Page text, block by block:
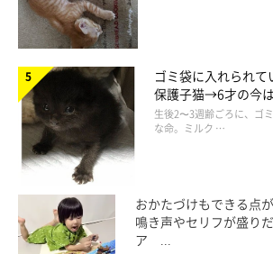
なお、「にゃんこカプセル」には、アクリル
で、飼い主さんはカプセルの外側から愛猫の
ともできます。横408mm×奥400mm×高さ
サイズ感も、猫がよろこぶポイントになり
「にゃんこカプセル」の詳しい情報が気にな
トでチェックしてみてはいかがでしょうか。
にゃんこカプセル 公式サイト
ゴミ袋に入れられ
保護子猫→6才の今
美しい黒猫に成長
生後2〜3週齢ごろに、ゴ
な命。ミルク …
おかたづけもできる点
鳴き声やセリフが盛り
ア ...